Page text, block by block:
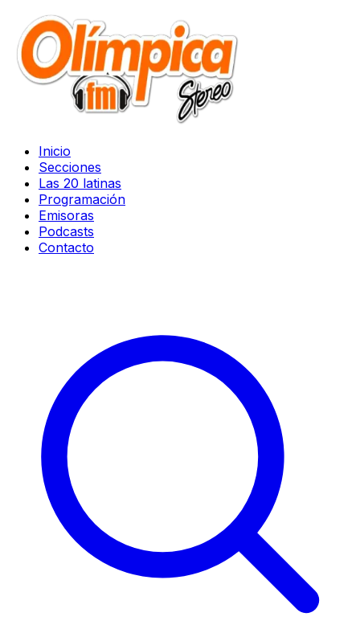
Inicio
Secciones
Las 20 latinas
Programación
Emisoras
Podcasts
Contacto